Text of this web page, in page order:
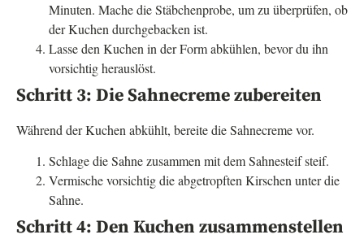
Minuten. Mache die Stäbchenprobe, um zu überprüfen, ob
der Kuchen durchgebacken ist.
Lasse den Kuchen in der Form abkühlen, bevor du ihn
vorsichtig herauslöst.
Schritt 3: Die Sahnecreme zubereiten
Während der Kuchen abkühlt, bereite die Sahnecreme vor.
Schlage die Sahne zusammen mit dem Sahnesteif steif.
Vermische vorsichtig die abgetropften Kirschen unter die
Sahne.
Schritt 4: Den Kuchen zusammenstellen